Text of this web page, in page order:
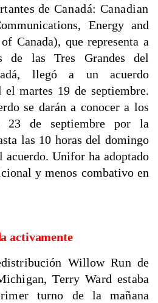
de Canadá: Canadian
Energy and
Canada), que representa a
de las Tres Grandes del
llegó a un acuerdo
martes 19 de septiembre.
se darán a conocer a los
23 de septiembre por la
las 10 horas del domingo
acuerdo. Unifor ha adoptado
y menos combativo en
activamente
Willow Run de
Terry Ward estaba
turno de la mañana